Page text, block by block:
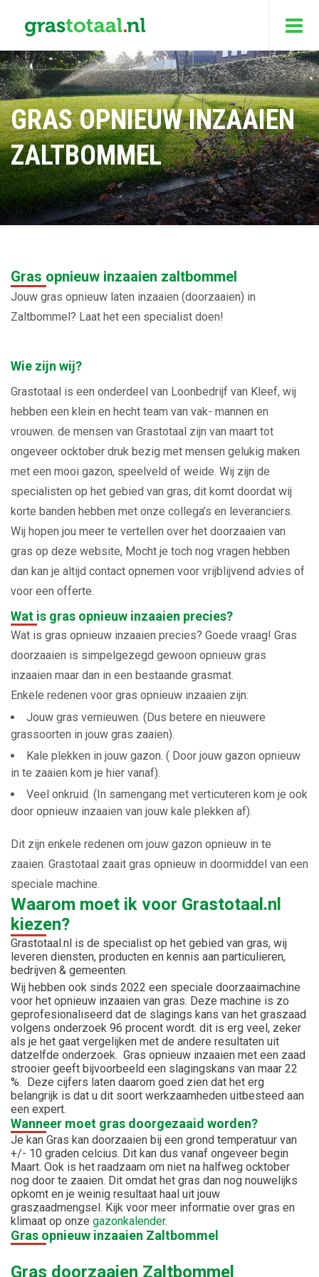
GRAS OPNIEUW INZAAIEN
ZALTBOMMEL
Gras opnieuw inzaaien zaltbommel
Jouw gras opnieuw laten inzaaien (doorzaaien) in
Zaltbommel? Laat het een specialist doen!
Wie zijn wij?
Grastotaal is een onderdeel van Loonbedrijf van Kleef, wij
hebben een klein en hecht team van vak- mannen en
vrouwen. de mensen van Grastotaal zijn van maart tot
ongeveer ocktober druk bezig met mensen gelukig maken
met een mooi gazon, speelveld of weide. Wij zijn de
specialisten op het gebied van gras, dit komt doordat wij
korte banden hebben met onze collega’s en leveranciers.
Wij hopen jou meer te vertellen over het doorzaaien van
gras op deze website, Mocht je toch nog vragen hebben
dan kan je altijd contact opnemen voor vrijblijvend advies of
voor een offerte.
Wat is gras opnieuw inzaaien precies?
Wat is gras opnieuw inzaaien precies? Goede vraag! Gras
doorzaaien is simpelgezegd gewoon opnieuw gras
inzaaien maar dan in een bestaande grasmat.
Enkele redenen voor gras opnieuw inzaaien zijn:
Jouw gras vernieuwen. (Dus betere en nieuwere
grassoorten in jouw gras zaaien).
Kale plekken in jouw gazon. ( Door jouw gazon opnieuw
in te zaaien kom je hier vanaf).
Veel onkruid. (In samengang met verticuteren kom je ook
door opnieuw inzaaien van jouw kale plekken af).
Dit zijn enkele redenen om jouw gazon opnieuw in te
zaaien. Grastotaal zaait gras opnieuw in doormiddel van een
speciale machine.
Waarom moet ik voor Grastotaal.nl
kiezen?
Grastotaal.nl is de specialist op het gebied van gras, wij
leveren diensten, producten en kennis aan particulieren,
bedrijven & gemeenten.
Wij hebben ook sinds 2022 een speciale doorzaaimachine
voor het opnieuw inzaaien van gras. Deze machine is zo
geprofesionaliseerd dat de slagings kans van het graszaad
volgens onderzoek 96 procent wordt. dit is erg veel, zeker
als je het gaat vergelijken met de andere resultaten uit
datzelfde onderzoek. Gras opnieuw inzaaien met een zaad
strooier geeft bijvoorbeeld een slagingskans van maar 22
%. Deze cijfers laten daarom goed zien dat het erg
belangrijk is dat u dit soort werkzaamheden uitbesteed aan
een expert.
Wanneer moet gras doorgezaaid worden?
Je kan Gras kan doorzaaien bij een grond temperatuur van
+/- 10 graden celcius. Dit kan dus vanaf ongeveer begin
Maart. Ook is het raadzaam om niet na halfweg ocktober
nog door te zaaien. Dit omdat het gras dan nog nouwelijks
opkomt en je weinig resultaat haal uit jouw
graszaadmengsel. Kijk voor meer informatie over gras en
klimaat op onze gazonkalender.
Gras opnieuw inzaaien Zaltbommel
Gras doorzaaien Zaltbommel